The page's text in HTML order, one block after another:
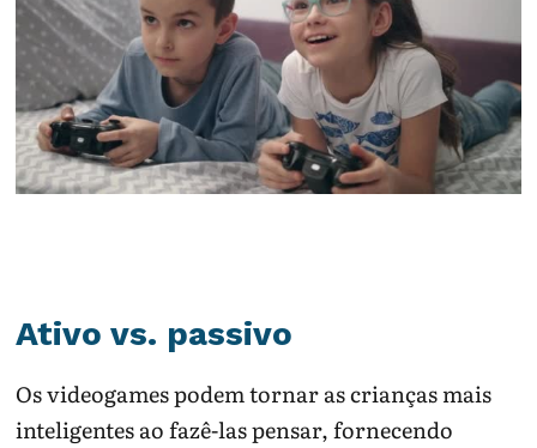
Ativo vs. passivo
Os videogames podem tornar as crianças mais
inteligentes ao fazê-las pensar, fornecendo